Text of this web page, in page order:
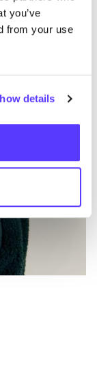
you’ve
from your use
details